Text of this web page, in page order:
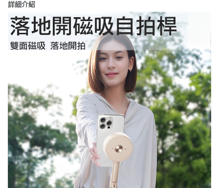
詳細介紹